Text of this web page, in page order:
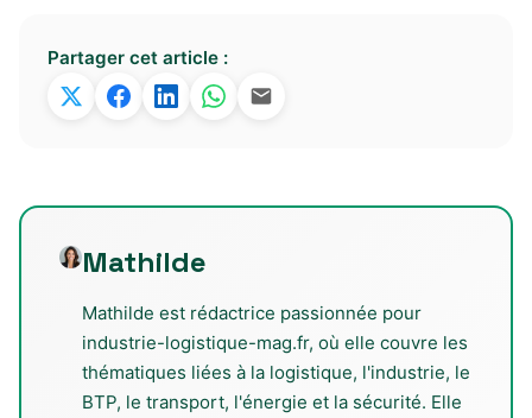
Partager cet article :
Mathilde
Mathilde est rédactrice passionnée pour
industrie-logistique-mag.fr, où elle couvre les
thématiques liées à la logistique, l'industrie, le
BTP, le transport, l'énergie et la sécurité. Elle